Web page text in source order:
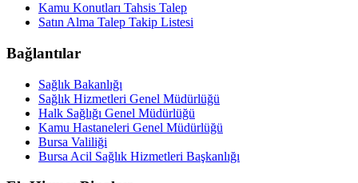
Kamu Konutları Tahsis Talep
Satın Alma Talep Takip Listesi
Bağlantılar
Sağlık Bakanlığı
Sağlık Hizmetleri Genel Müdürlüğü
Halk Sağlığı Genel Müdürlüğü
Kamu Hastaneleri Genel Müdürlüğü
Bursa Valiliği
Bursa Acil Sağlık Hizmetleri Başkanlığı